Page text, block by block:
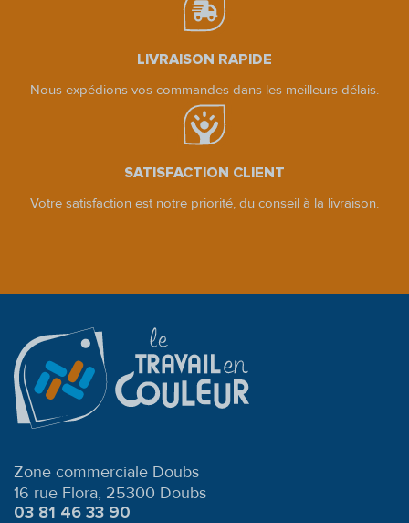
LIVRAISON RAPIDE
Nous expédions vos commandes dans les meilleurs délais.
SATISFACTION CLIENT
Votre satisfaction est notre priorité, du conseil à la livraison.
Zone commerciale Doubs
16 rue Flora, 25300 Doubs
03 81 46 33 90